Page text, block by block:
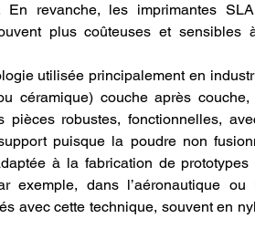
revanche, les imprimantes
plus coûteuses et
utilisée principalement en
céramique) couche après
robustes, fonctionnelles,
puisque la poudre non
à la fabrication de
dans l’aéronautique ou
avec cette technique, souvent en